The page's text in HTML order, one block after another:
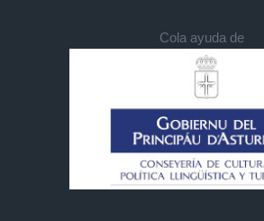
Cola ayuda de